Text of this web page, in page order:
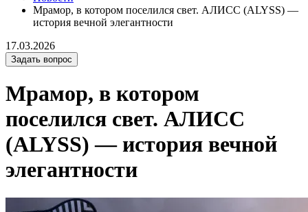
Мрамор, в котором поселился свет. АЛИСС (ALYSS) —
история вечной элегантности
17.03.2026
Задать вопрос
Мрамор, в котором
поселился свет. АЛИСС
(ALYSS) — история вечной
элегантности